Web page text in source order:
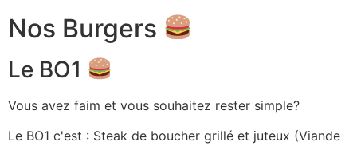
Nos Burgers
Le BO1
Vous avez faim et vous souhaitez rester simple?
Le BO1 c'est : Steak de boucher grillé et juteux (Viande